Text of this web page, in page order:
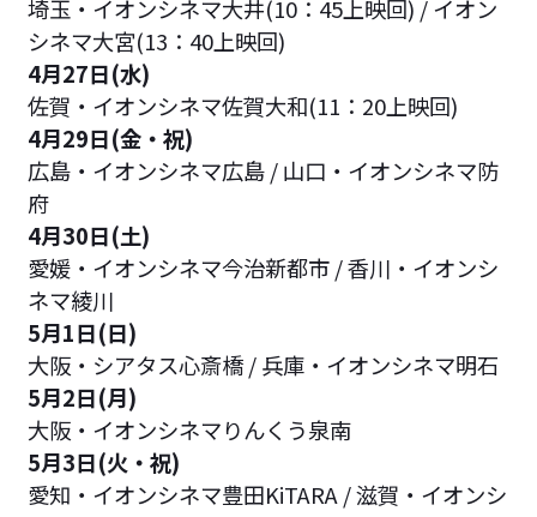
埼玉・イオンシネマ大井(10：45上映回) / イオン
シネマ大宮(13：40上映回)
4月27日(水)
佐賀・イオンシネマ佐賀大和(11：20上映回)
4月29日(金・祝)
広島・イオンシネマ広島 / 山口・イオンシネマ防
府
4月30日(土)
愛媛・イオンシネマ今治新都市 / 香川・イオンシ
ネマ綾川
5月1日(日)
大阪・シアタス心斎橋 / 兵庫・イオンシネマ明石
5月2日(月)
大阪・イオンシネマりんくう泉南
5月3日(火・祝)
愛知・イオンシネマ豊田KiTARA / 滋賀・イオンシ